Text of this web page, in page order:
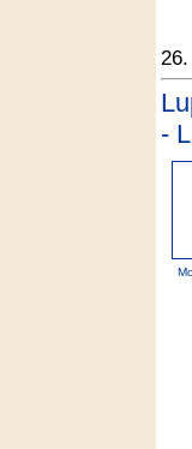
-